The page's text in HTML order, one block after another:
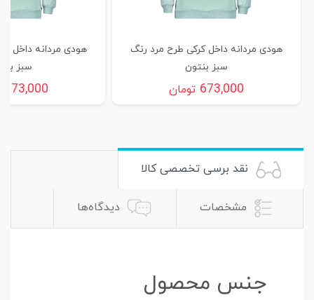
هودی مردانه داخل کرکی طرح مرد رنگ
سبز بنتون
673,000 تومان
هودی مردانه داخل
سبز
673,000
نقد برسی تخصصی کالا
مشخصات دیدگاه‌ها
جنس محصول